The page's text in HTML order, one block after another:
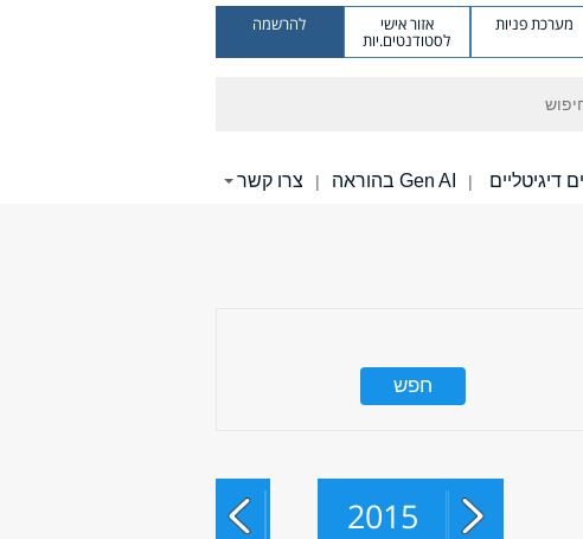
מערכת פניות אזור אישי
לסטודנטים.יות
להרשמה
| Gen AI בהוראה | צרו קשר
2015